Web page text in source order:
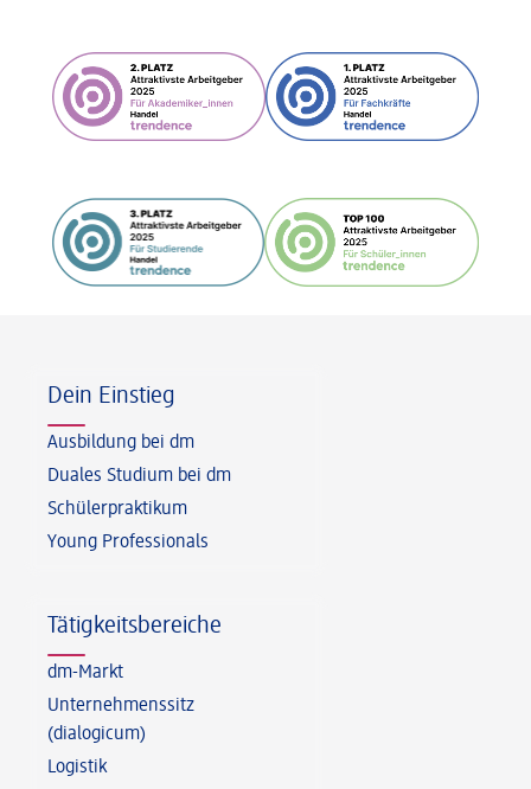
Dein Einstieg
Ausbildung bei dm
Duales Studium bei dm
Schülerpraktikum
Young Professionals
Tätigkeitsbereiche
dm-Markt
Unternehmenssitz
(dialogicum)
Logistik